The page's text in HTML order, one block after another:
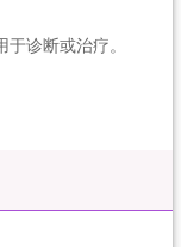
诊断或治疗。